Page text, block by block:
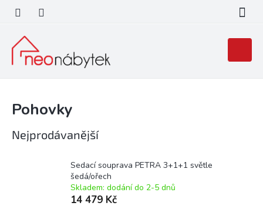
obsah
košík
Pohovky
Nejprodávanější
Sedací souprava PETRA 3+1+1 světle
šedá/ořech
Skladem: dodání do 2-5 dnů
14 479 Kč